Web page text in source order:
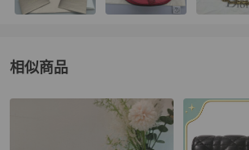
相似商品
更多相似Dior女包推薦精品